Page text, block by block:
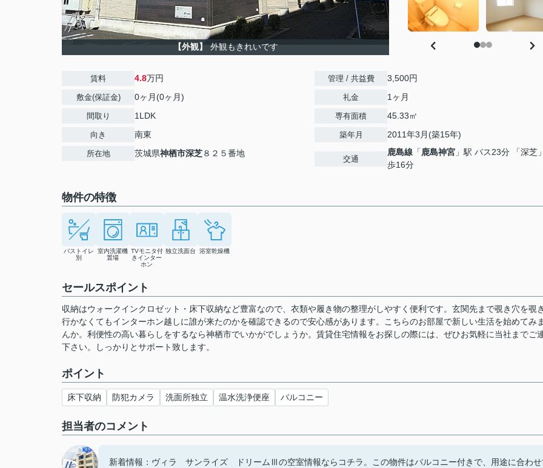
【外観】 外観もきれいです
賃料 4.8万円
敷金(保証金) 0ヶ月(0ヶ月)
間取り 1LDK
向き 南東
所在地 茨城県神栖市深芝８２５番地
管理 / 共益費 3,500円
礼金 1ヶ月
専有面積 45.33㎡
築年月 2011年3月(築15年)
交通
鹿島線 「 鹿島神宮 」駅 バス23分 「深芝
歩16分
物件の特徴
バストイレ
別
室内洗濯機
置場
TVモニタ付
きインター
ホン
独立洗面台 浴室乾燥機
セールスポイント
収納はウォークインクロゼット・床下収納など豊富なので、衣類や履き物の整理がしやすく便利です。玄関先まで覗き穴を覗
行かなくてもインターホン越しに誰が来たのかを確認できるので安心感があります。こちらのお部屋で新しい生活を始めてみ
んか。利便性の高い暮らしをするなら神栖市でいかがでしょうか。賃貸住宅情報をお探しの際には、ぜひお気軽に当社までご
下さい。しっかりとサポート致します。
ポイント
床下収納 防犯カメラ 洗面所独立 温水洗浄便座 バルコニー
担当者のコメント
新着情報：ヴィラ サンライズ ドリームⅢの空室情報ならコチラ。この物件はバルコニー付きで、用途に合わ